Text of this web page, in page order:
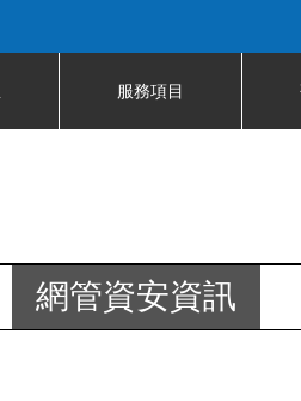
服務項目
網管資安資訊